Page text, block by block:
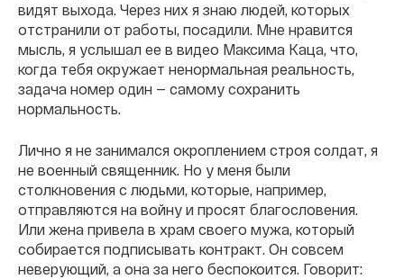
видят выхода. Через них я знаю людей, которых
отстранили от работы, посадили. Мне нравится
мысль, я услышал ее в видео Максима Каца, что,
когда тебя окружает ненормальная реальность,
задача номер один — самому сохранить
нормальность.
Лично я не занимался окроплением строя солдат, я
не военный священник. Но у меня были
столкновения с людьми, которые, например,
отправляются на войну и просят благословения.
Или жена привела в храм своего мужа, который
собирается подписывать контракт. Он совсем
неверующий, а она за него беспокоится. Говорит: